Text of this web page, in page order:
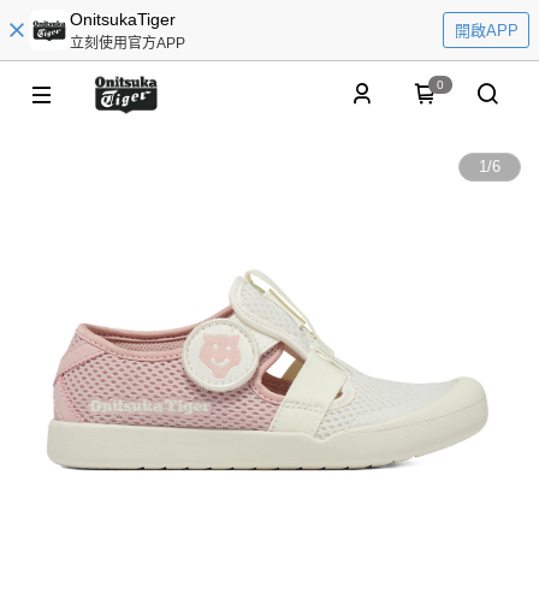
OnitsukaTiger
立刻使用官方APP
開啟APP
0
1/6